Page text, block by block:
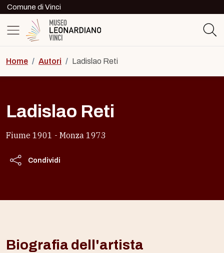
Skip to content
Comune di Vinci
Home / Autori / Ladislao Reti
Ladislao Reti
Fiume 1901 - Monza 1973
Condividi
Biografia dell'artista